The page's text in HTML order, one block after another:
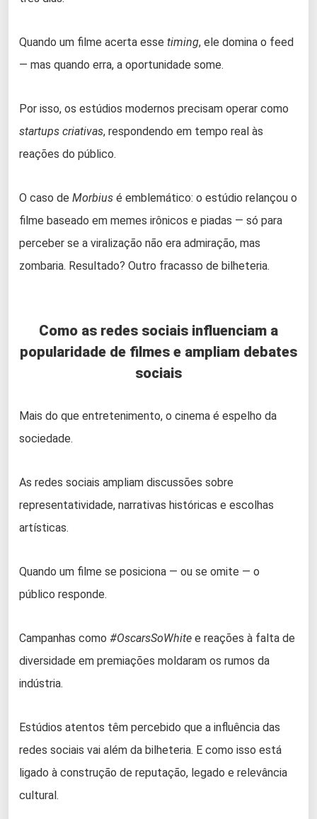
Quando um filme acerta esse timing, ele domina o feed
— mas quando erra, a oportunidade some.
Por isso, os estúdios modernos precisam operar como
startups criativas, respondendo em tempo real às
reações do público.
O caso de Morbius é emblemático: o estúdio relançou o
filme baseado em memes irônicos e piadas — só para
perceber se a viralização não era admiração, mas
zombaria. Resultado? Outro fracasso de bilheteria.
Como as redes sociais influenciam a
popularidade de filmes e ampliam debates
sociais
Mais do que entretenimento, o cinema é espelho da
sociedade.
As redes sociais ampliam discussões sobre
representatividade, narrativas históricas e escolhas
artísticas.
Quando um filme se posiciona — ou se omite — o
público responde.
Campanhas como #OscarsSoWhite e reações à falta de
diversidade em premiações moldaram os rumos da
indústria.
Estúdios atentos têm percebido que a influência das
redes sociais vai além da bilheteria. E como isso está
ligado à construção de reputação, legado e relevância
cultural.